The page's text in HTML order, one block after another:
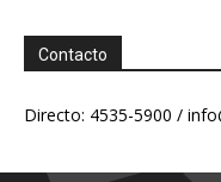
Contacto
Directo: 4535-5900 /